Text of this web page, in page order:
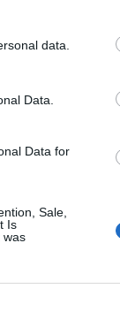
data.
Data.
Data for
Sale,
Is
was
(albo
istnieje: prawną,
to, że państwo